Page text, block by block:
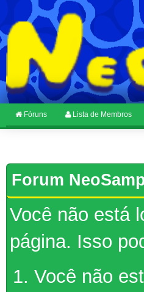
Fóruns Lista de Membros
Forum
Você não está
página. Isso
Você não